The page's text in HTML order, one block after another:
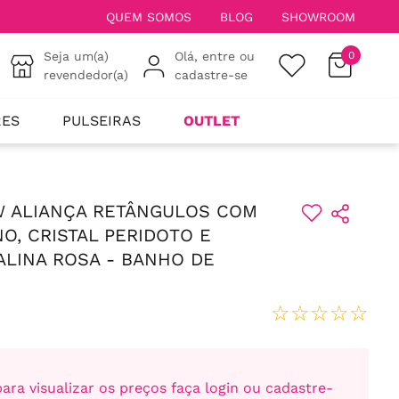
QUEM SOMOS BLOG SHOWROOM
Seja um(a)
revendedor(a)
Olá, entre ou
cadastre-se
0
PULSEIRAS OUTLET
ALIANÇA RETÂNGULOS COM
CRISTAL PERIDOTO E
ROSA - BANHO DE
☆☆☆☆☆
visualizar os preços faça login ou cadastre-